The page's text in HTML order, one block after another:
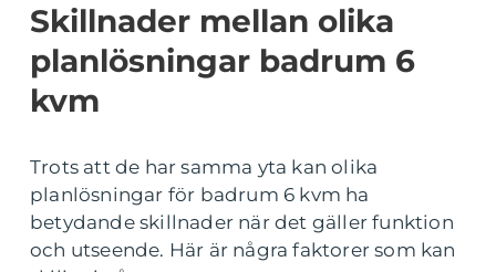
Skillnader mellan olika
planlösningar badrum 6
kvm
Trots att de har samma yta kan olika
planlösningar för badrum 6 kvm ha
betydande skillnader när det gäller funktion
och utseende. Här är några faktorer som kan